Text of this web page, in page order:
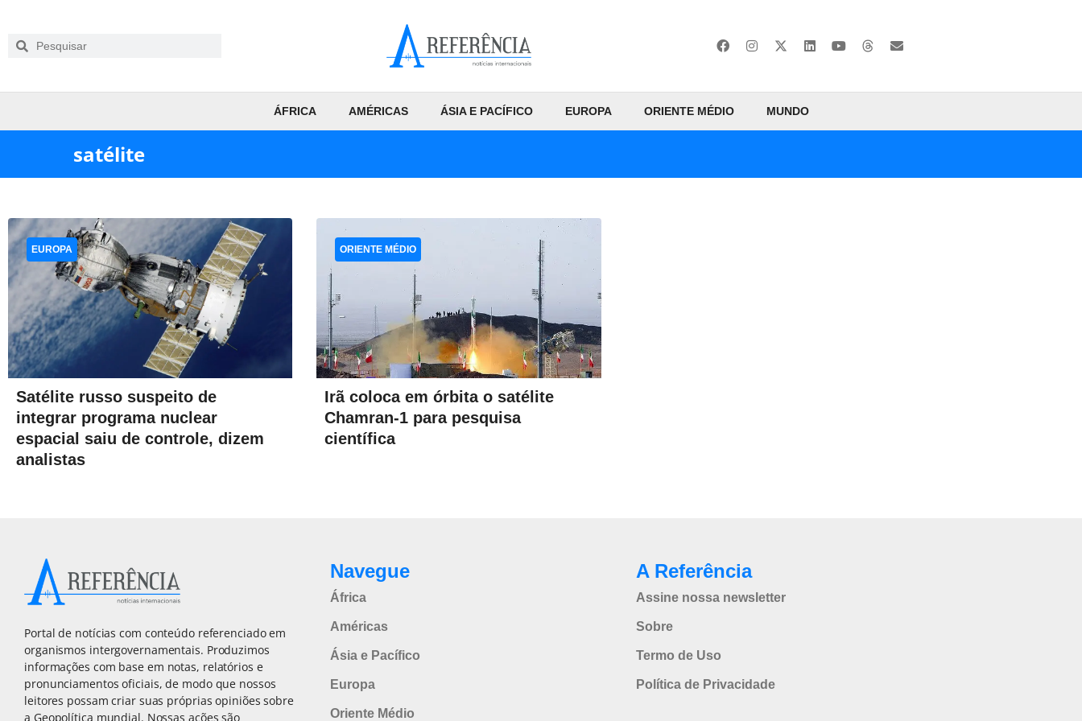
ÁFRICA AMÉRICAS ÁSIA E PACÍFICO EUROPA ORIENTE MÉDIO MUNDO
satélite
Satélite russo suspeito de
integrar programa nuclear
espacial saiu de controle, dizem
analistas
EUROPA
Irã coloca em órbita o satélite
Chamran-1 para pesquisa
científica
ORIENTE MÉDIO
Portal de notícias com conteúdo referenciado em
organismos intergovernamentais. Produzimos
informações com base em notas, relatórios e
pronunciamentos oficiais, de modo que nossos
leitores possam criar suas próprias opiniões sobre
a Geopolítica mundial. Nossas ações são
Navegue
África
Américas
Ásia e Pacífico
Europa
Oriente Médio
A Referência
Assine nossa newsletter
Sobre
Termo de Uso
Política de Privacidade